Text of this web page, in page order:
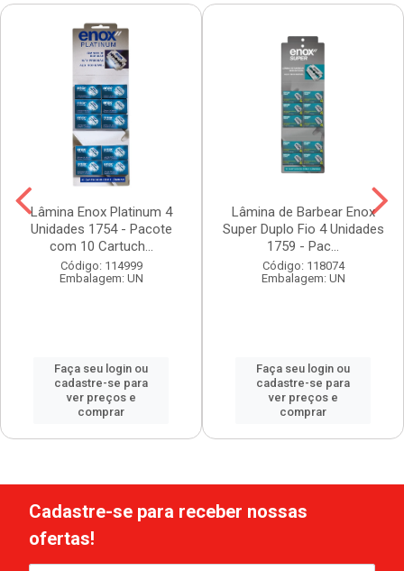
Lâmina Enox Platinum 4
Unidades 1754 - Pacote
com 10 Cartuch...
Código: 114999
Embalagem: UN
Faça seu login ou
cadastre-se para
ver preços e
comprar
Lâmina de Barbear Enox
Super Duplo Fio 4 Unidades
1759 - Pac...
Código: 118074
Embalagem: UN
Faça seu login ou
cadastre-se para
ver preços e
comprar
Cadastre-se para receber nossas
ofertas!